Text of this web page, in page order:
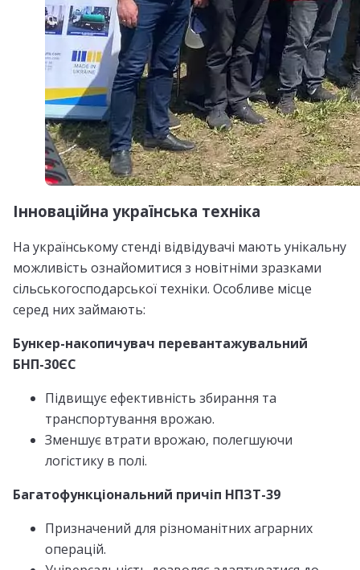
Інноваційна українська техніка
На українському стенді відвідувачі мають унікальну
можливість ознайомитися з новітніми зразками
сільськогосподарської техніки. Особливе місце
серед них займають:
Бункер-накопичувач перевантажувальний
БНП-30ЄС
Підвищує ефективність збирання та
транспортування врожаю.
Зменшує втрати врожаю, полегшуючи
логістику в полі.
Багатофункціональний причіп НПЗТ-39
Призначений для різноманітних аграрних
операцій.